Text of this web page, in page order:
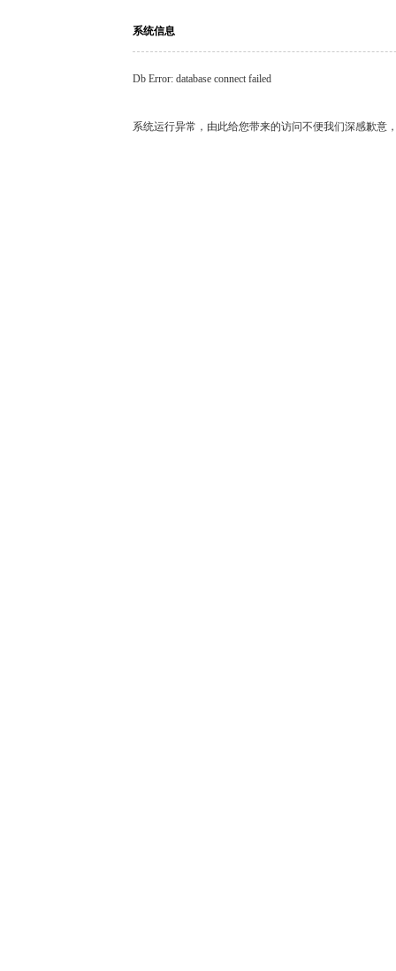
系统信息
Db Error: database connect failed
系统运行异常，由此给您带来的访问不便我们深感歉意